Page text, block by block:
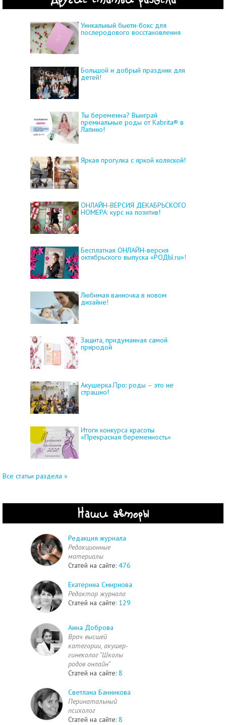
Уникальный бьюти-бокс для
послеродового восстановления
Большой и добрый праздник для
детей!
Ты беременна? Выиграй
премиальные роды от Kabrita® в
Лапино!
Яркая прогулка с яркой коляской!
ОНЛАЙН-ВЕРСИЯ ДЕКАБРЬСКОГО
НОМЕРА: курс на позитив!
Бесплатная ОНЛАЙН-версия
октябрьского выпуска «РОДЫ.ru»!
Любимая ванночка в новом
дизайне!
Защита, придуманная самой
природой
Акушерка.Про: роды – это не
страшно!
Итоги конкурса красоты
«Прекрасная беременность»
Все статьи раздела »
Наши авторы
Редакция журнала
Редакционные
материалы
Статей на сайте: 476
Екатерина Смирнова
Редактор журнала
Статей на сайте: 129
Анна Доброва
Врач высшей
категории, акушер-
гинеколог "Школы
родов онлайн"
Статей на сайте: 8
Светлана Банникова
Перинатальный
психолог
Статей на сайте: 8